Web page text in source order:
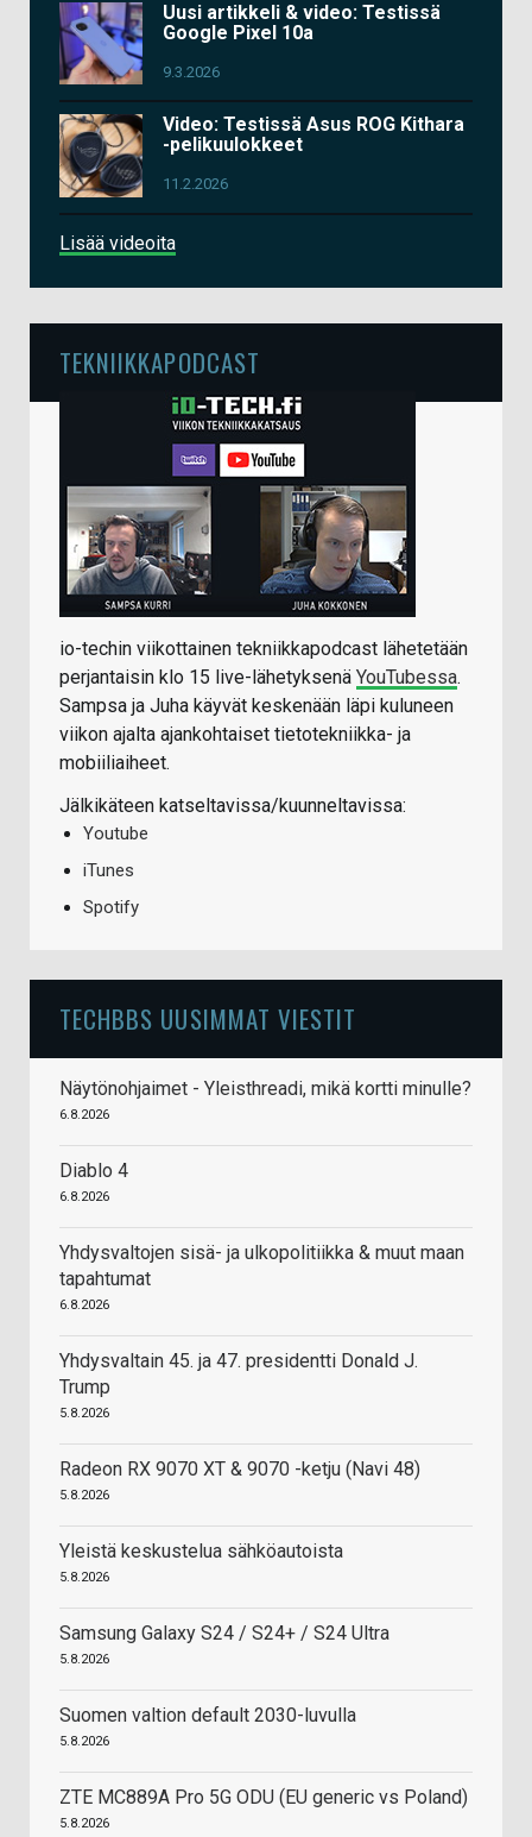
Uusi artikkeli & video: Testissä
Google Pixel 10a
9.3.2026
Video: Testissä Asus ROG Kithara
-pelikuulokkeet
11.2.2026
Lisää videoita
TEKNIIKKAPODCAST
io-techin viikottainen tekniikkapodcast lähetetään
perjantaisin klo 15 live-lähetyksenä YouTubessa.
Sampsa ja Juha käyvät keskenään läpi kuluneen
viikon ajalta ajankohtaiset tietotekniikka- ja
mobiiliaiheet.
Jälkikäteen katseltavissa/kuunneltavissa:
Youtube
iTunes
Spotify
TECHBBS UUSIMMAT VIESTIT
Näytönohjaimet - Yleisthreadi, mikä kortti minulle?
6.8.2026
Diablo 4
6.8.2026
Yhdysvaltojen sisä- ja ulkopolitiikka & muut maan
tapahtumat
6.8.2026
Yhdysvaltain 45. ja 47. presidentti Donald J.
Trump
5.8.2026
Radeon RX 9070 XT & 9070 -ketju (Navi 48)
5.8.2026
Yleistä keskustelua sähköautoista
5.8.2026
Samsung Galaxy S24 / S24+ / S24 Ultra
5.8.2026
Suomen valtion default 2030-luvulla
5.8.2026
ZTE MC889A Pro 5G ODU (EU generic vs Poland)
5.8.2026